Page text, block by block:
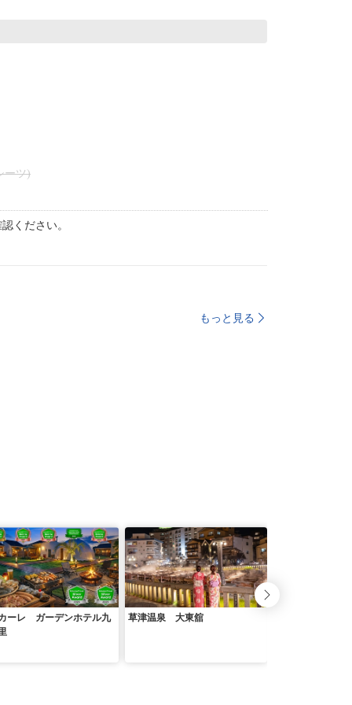
ーツ)
ください。
もっと見る
ーレ ガーデンホテル九
草津温泉 大東舘